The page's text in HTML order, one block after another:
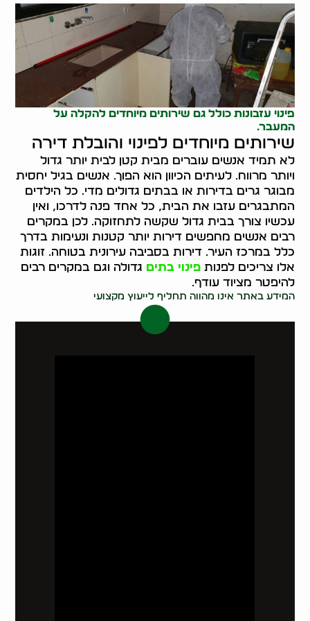
פינוי עזבונות כולל גם שירותים מיוחדים להקלה על
המעבר.
שירותים מיוחדים לפינוי והובלת דירה
לא תמיד אנשים עוברים מבית קטן לבית יותר גדול
ויותר מרווח. לעיתים הכיוון הוא הפוך. אנשים בגיל יחסית
מבוגר גרים בדירות או בבתים גדולים מדי. כל הילדים
המתבגרים עזבו את הבית, כל אחד פנה לדרכו, ואין
עכשיו צורך בבית גדול שקשה לתחזוקה. לכן במקרים
רבים אנשים מחפשים דירות יותר קטנות ונעימות בדרך
כלל במרכז העיר. דירות בסביבה עירונית בטוחה. זוגות
אלו צריכים לפנותפינוי בתים גדולה וגם במקרים רבים
להיפטר מציוד עודף.
המידע באתר אינו מהווה תחליף לייעוץ מקצועי